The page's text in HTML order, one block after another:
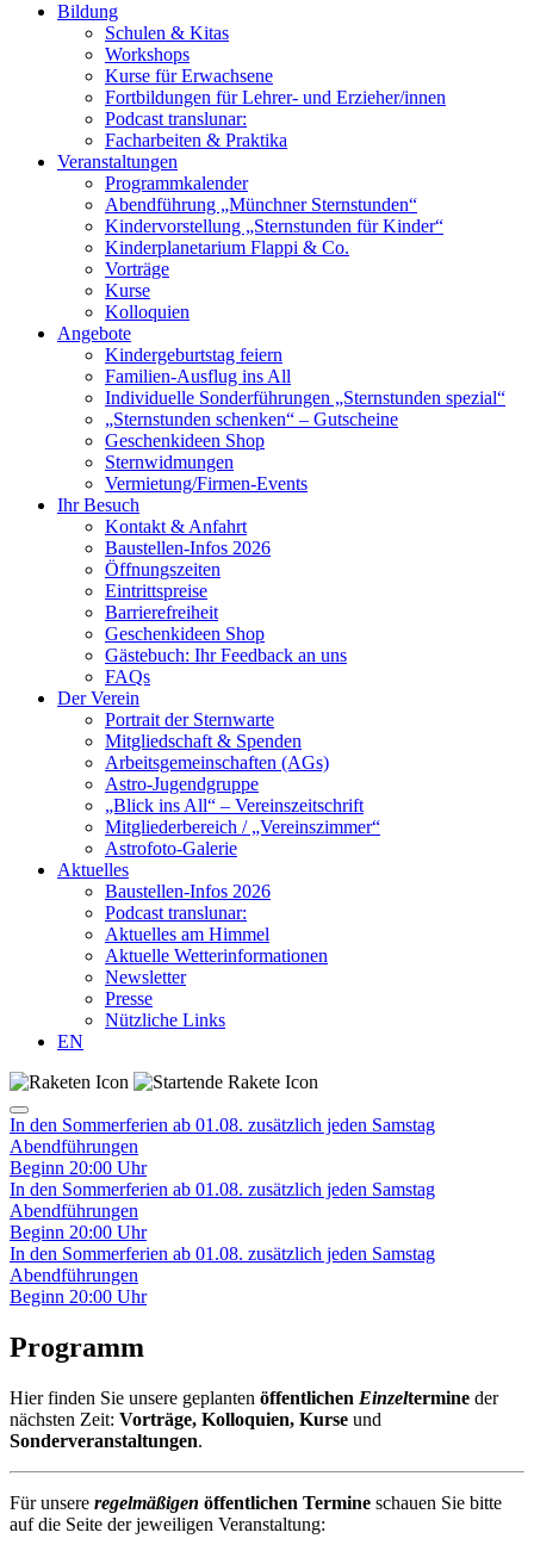
Bildung
Schulen & Kitas
Workshops
Kurse für Erwachsene
Fortbildungen für Lehrer- und Erzieher/innen
Podcast translunar:
Facharbeiten & Praktika
Veranstaltungen
Programmkalender
Abendführung „Münchner Sternstunden“
Kindervorstellung „Sternstunden für Kinder“
Kinderplanetarium Flappi & Co.
Vorträge
Kurse
Kolloquien
Angebote
Kindergeburtstag feiern
Familien-Ausflug ins All
Individuelle Sonderführungen „Sternstunden spezial“
„Sternstunden schenken“ – Gutscheine
Geschenkideen Shop
Sternwidmungen
Vermietung/Firmen-Events
Ihr Besuch
Kontakt & Anfahrt
Baustellen-Infos 2026
Öffnungszeiten
Eintrittspreise
Barrierefreiheit
Geschenkideen Shop
Gästebuch: Ihr Feedback an uns
FAQs
Der Verein
Portrait der Sternwarte
Mitgliedschaft & Spenden
Arbeitsgemeinschaften (AGs)
Astro-Jugendgruppe
„Blick ins All“ – Vereinszeitschrift
Mitgliederbereich / „Vereinszimmer“
Astrofoto-Galerie
Aktuelles
Baustellen-Infos 2026
Podcast translunar:
Aktuelles am Himmel
Aktuelle Wetterinformationen
Newsletter
Presse
Nützliche Links
EN
In den Sommerferien ab 01.08. zusätzlich jeden Samstag
Abendführungen
Beginn 20:00 Uhr
In den Sommerferien ab 01.08. zusätzlich jeden Samstag
Abendführungen
Beginn 20:00 Uhr
In den Sommerferien ab 01.08. zusätzlich jeden Samstag
Abendführungen
Beginn 20:00 Uhr
Programm
Hier finden Sie unsere geplanten öffentlichen Einzeltermine der
nächsten Zeit: Vorträge, Kolloquien, Kurse und
Sonderveranstaltungen.
Für unsere regelmäßigen öffentlichen Termine schauen Sie bitte
auf die Seite der jeweiligen Veranstaltung: